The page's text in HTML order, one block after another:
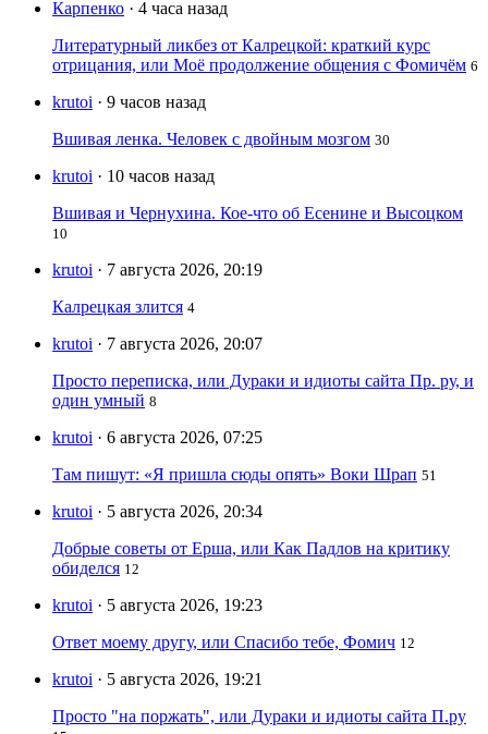
Карпенко · 4 часа назад
Литературный ликбез от Калрецкой: краткий курс
отрицания, или Моё продолжение общения с Фомичём 6
krutoi · 9 часов назад
Вшивая ленка. Человек с двойным мозгом 30
krutoi · 10 часов назад
Вшивая и Чернухина. Кое-что об Есенине и Высоцком
10
krutoi · 7 августа 2026, 20:19
Калрецкая злится 4
krutoi · 7 августа 2026, 20:07
Просто переписка, или Дураки и идиоты сайта Пр. ру, и
один умный 8
krutoi · 6 августа 2026, 07:25
Там пишут: «Я пришла сюды опять» Воки Шрап 51
krutoi · 5 августа 2026, 20:34
Добрые советы от Ерша, или Как Падлов на критику
обиделся 12
krutoi · 5 августа 2026, 19:23
Ответ моему другу, или Спасибо тебе, Фомич 12
krutoi · 5 августа 2026, 19:21
Просто "на поржать", или Дураки и идиоты сайта П.ру